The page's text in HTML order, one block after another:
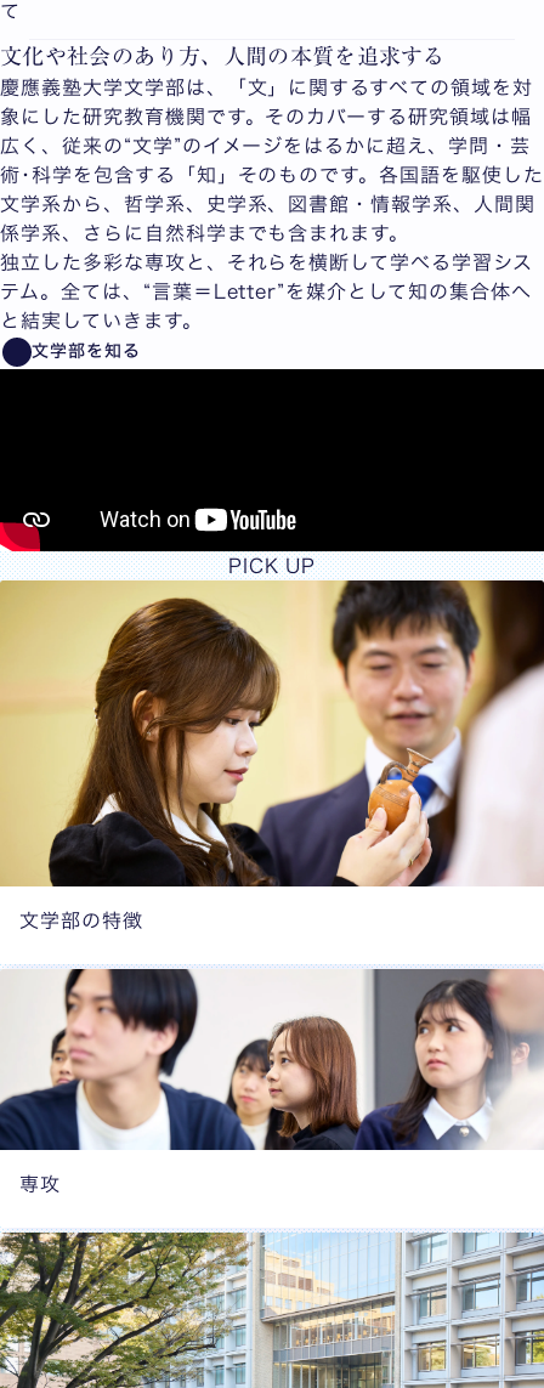
て
文化や社会のあり方、人間の本質を追求する
慶應義塾大学文学部は、「文」に関するすべての領域を対
象にした研究教育機関です。そのカバーする研究領域は幅
広く、従来の“文学”のイメージをはるかに超え、学問・芸
術･科学を包含する「知」そのものです。各国語を駆使した
文学系から、哲学系、史学系、図書館・情報学系、人間関
係学系、さらに自然科学までも含まれます。
独立した多彩な専攻と、それらを横断して学べる学習シス
テム。全ては、“言葉＝Letter”を媒介として知の集合体へ
と結実していきます。
文学部を知る
PICK UP
文学部の特徴
専攻